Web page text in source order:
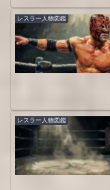
レスラー人物図鑑
レスラー人物図鑑